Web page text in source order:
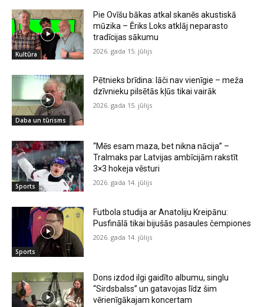
Kultūra
Pie Ovīšu bākas atkal skanēs akustiskā
mūzika – Ēriks Loks atklāj neparasto
tradīcijas sākumu
2026. gada 15. jūlijs
Daba un tūrisms
Pētnieks brīdina: lāči nav vienīgie – meža
dzīvnieku pilsētās kļūs tikai vairāk
2026. gada 15. jūlijs
Sports
“Mēs esam maza, bet nikna nācija” –
Tralmaks par Latvijas ambīcijām rakstīt
3×3 hokeja vēsturi
2026. gada 14. jūlijs
Sports
Futbola studija ar Anatoliju Kreipānu:
Pusfinālā tikai bijušās pasaules čempiones
2026. gada 14. jūlijs
Dons izdod ilgi gaidīto albumu, singlu
“Sirdsbalss” un gatavojas līdz šim
vērienīgākajam koncertam